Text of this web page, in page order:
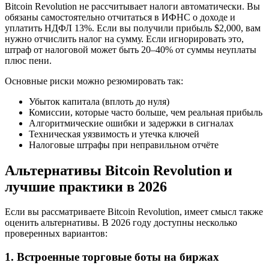
Bitcoin Revolution не рассчитывает налоги автоматически. Вы
обязаны самостоятельно отчитаться в ИФНС о доходе и
уплатить НДФЛ 13%. Если вы получили прибыль $2,000, вам
нужно отчислить налог на сумму. Если игнорировать это,
штраф от налоговой может быть 20–40% от суммы неуплаты
плюс пени.
Основные риски можно резюмировать так:
Убыток капитала (вплоть до нуля)
Комиссии, которые часто больше, чем реальная прибыль
Алгоритмические ошибки и задержки в сигналах
Техническая уязвимость и утечка ключей
Налоговые штрафы при неправильном отчёте
Альтернативы Bitcoin Revolution и
лучшие практики в 2026
Если вы рассматриваете Bitcoin Revolution, имеет смысл также
оценить альтернативы. В 2026 году доступны несколько
проверенных вариантов:
1. Встроенные торговые боты на биржах